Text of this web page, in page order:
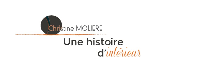
contenu